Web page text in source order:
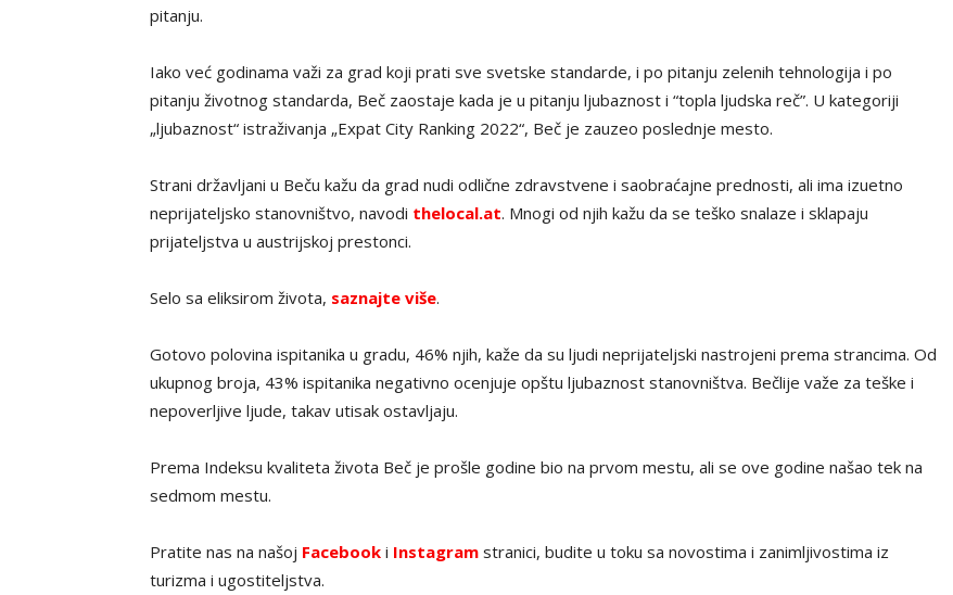
pitanju.
Iako već godinama važi za grad koji prati sve svetske standarde, i po pitanju zelenih tehnologija i po
pitanju životnog standarda, Beč zaostaje kada je u pitanju ljubaznost i “topla ljudska reč”. U kategoriji
„ljubaznost“ istraživanja „Expat City Ranking 2022“, Beč je zauzeo poslednje mesto.
Strani državljani u Beču kažu da grad nudi odlične zdravstvene i saobraćajne prednosti, ali ima izuetno
neprijateljsko stanovništvo, navodi thelocal.at. Mnogi od njih kažu da se teško snalaze i sklapaju
prijateljstva u austrijskoj prestonci.
Selo sa eliksirom života, saznajte više.
Gotovo polovina ispitanika u gradu, 46% njih, kaže da su ljudi neprijateljski nastrojeni prema strancima. Od
ukupnog broja, 43% ispitanika negativno ocenjuje opštu ljubaznost stanovništva. Bečlije važe za teške i
nepoverljive ljude, takav utisak ostavljaju.
Prema Indeksu kvaliteta života Beč je prošle godine bio na prvom mestu, ali se ove godine našao tek na
sedmom mestu.
Pratite nas na našoj Facebook i Instagram stranici, budite u toku sa novostima i zanimljivostima iz
turizma i ugostiteljstva.